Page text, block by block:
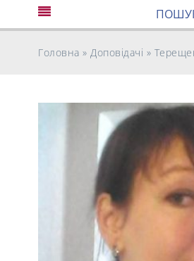
Головна » Доповідачі »